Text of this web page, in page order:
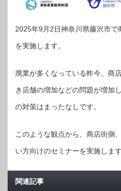
2025年9月2日神奈川県藤沢市
を実施します。
廃業が多くなっている昨今、商
き店舗の増加などの問題が増加
の対策はまったなしです。
このような観点から、商店街側
い方向けのセミナーを実施します
関連記事